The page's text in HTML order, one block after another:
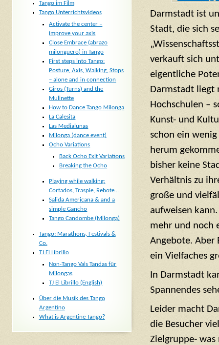
Darmstadt ist
Stadt, die sich
verkauft sich
eigentliche
Darmstadt liegt
Hochschulen –
Kunst- und
schon ein
herum
bisher keine
Verhältnis zu
große und
aufweisen
mehr und noch
Angebote. Aber
ein Vielfaches
In Darmstadt
Spannendes
Leider macht
die Besucher
Zielgruppe-
Tango im Film
Tango Unterrichtsvideos
Activate the center –
improve your axis
Close Embrace (abrazo
milonguero) in Tango
First steps into Tango:
Posture, Axis, Walking, Stops
– alone and in connection
Giros (Turns) and the
Mulinette
How to Dance Tango Milonga
La Calesita
Las Medialunas
Milonga (dance event)
Ocho Variations
Back Ocho Exit Variations
Breaking the Ocho
Playing while walking:
Cortados, Traspie, Rebote…
Salida Americana & and a
simple Gancho
Tango Candombe (Milonga)
Tango: Marathons, Festivals &
Co.
TJ El Librillo
Non-Tango Vals Tandas für
Milongas
TJ El Librillo (English)
Über die Musik des Tango
Argentino
What is Argentine Tango?